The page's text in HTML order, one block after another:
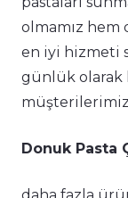
olmamız
en iyi hizmeti
günlük olarak
Donuk Pasta